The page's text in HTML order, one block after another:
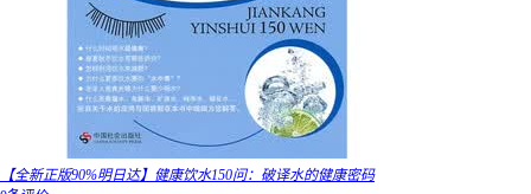
【全新正版90%明日达】健康饮水150问：破译水的健康密码